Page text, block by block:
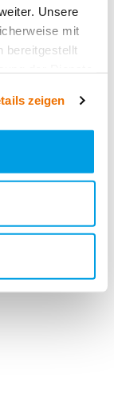
Unsere
mit
bereitgestellt
zeigen